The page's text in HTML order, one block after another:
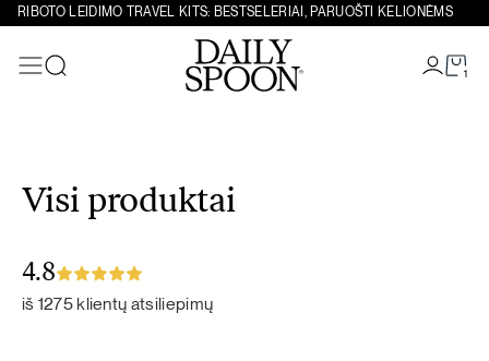
RIBOTO LEIDIMO TRAVEL KITS: BESTSELERIAI, PARUOŠTI KELIONĖMS
1
Visi produktai
4.8
iš 1275 klientų atsiliepimų